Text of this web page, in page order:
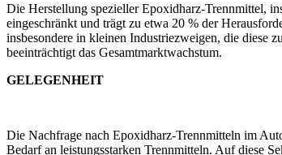
Die Herstellung spezieller Epoxidharz-Trennmittel,
eingeschränkt und trägt zu etwa 20 % der
insbesondere in kleinen Industriezweigen, die diese
beeinträchtigt das Gesamtmarktwachstum.
GELEGENHEIT
Die Nachfrage nach Epoxidharz-Trennmitteln im
Bedarf an leistungsstarken Trennmitteln. Auf diese